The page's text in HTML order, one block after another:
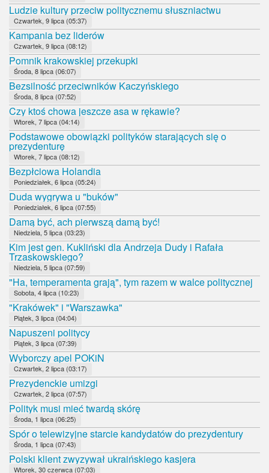
Ludzie kultury przeciw politycznemu słuszniactwu
Czwartek, 9 lipca (05:37)
Kampania bez liderów
Czwartek, 9 lipca (08:12)
Pomnik krakowskiej przekupki
Środa, 8 lipca (06:07)
Bezsilność przeciwników Kaczyńskiego
Środa, 8 lipca (07:52)
Czy ktoś chowa jeszcze asa w rękawie?
Wtorek, 7 lipca (04:14)
Podstawowe obowiązki polityków starających się o
prezydenturę
Wtorek, 7 lipca (08:12)
Bezpłciowa Holandia
Poniedziałek, 6 lipca (05:24)
Duda wygrywa u "buków"
Poniedziałek, 6 lipca (07:55)
Damą być, ach pierwszą damą być!
Niedziela, 5 lipca (03:23)
Kim jest gen. Kukliński dla Andrzeja Dudy i Rafała
Trzaskowskiego?
Niedziela, 5 lipca (07:59)
"Ha, temperamenta grają", tym razem w walce politycznej
Sobota, 4 lipca (10:23)
"Krakówek" i "Warszawka"
Piątek, 3 lipca (04:04)
Napuszeni politycy
Piątek, 3 lipca (07:39)
Wyborczy apel POKiN
Czwartek, 2 lipca (03:17)
Prezydenckie umizgi
Czwartek, 2 lipca (07:57)
Polityk musi mieć twardą skórę
Środa, 1 lipca (06:25)
Spór o telewizyjne starcie kandydatów do prezydentury
Środa, 1 lipca (07:43)
Polski klient zwyzywał ukraińskiego kasjera
Wtorek, 30 czerwca (07:03)